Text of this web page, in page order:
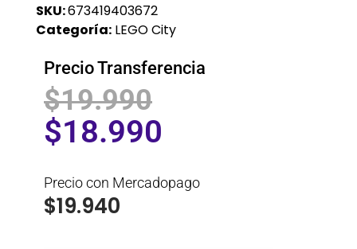
SKU:673419403672
Categoría: LEGO City
Precio Transferencia
$19.990
$18.990
Precio con Mercadopago
$19.940